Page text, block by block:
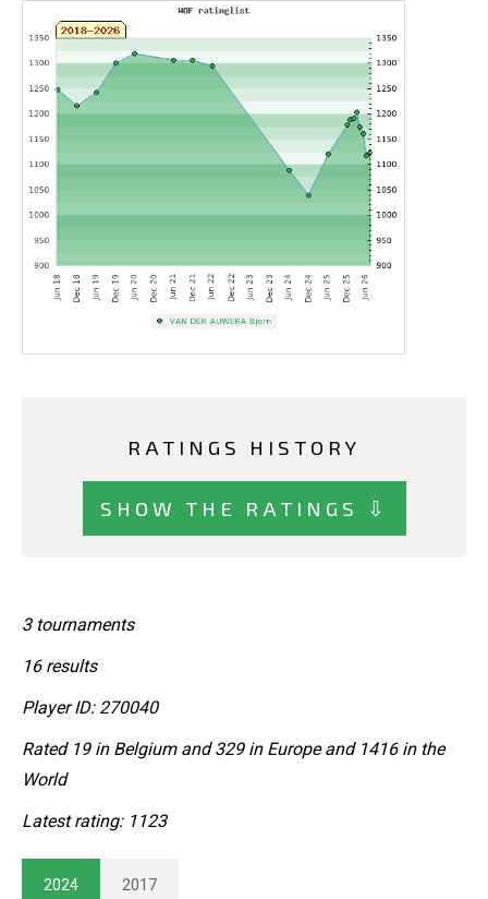
RATINGS HISTORY
SHOW THE RATINGS ⇩
3 tournaments
16 results
Player ID: 270040
Rated 19 in Belgium and 329 in Europe and 1416 in the
World
Latest rating: 1123
2024 2017